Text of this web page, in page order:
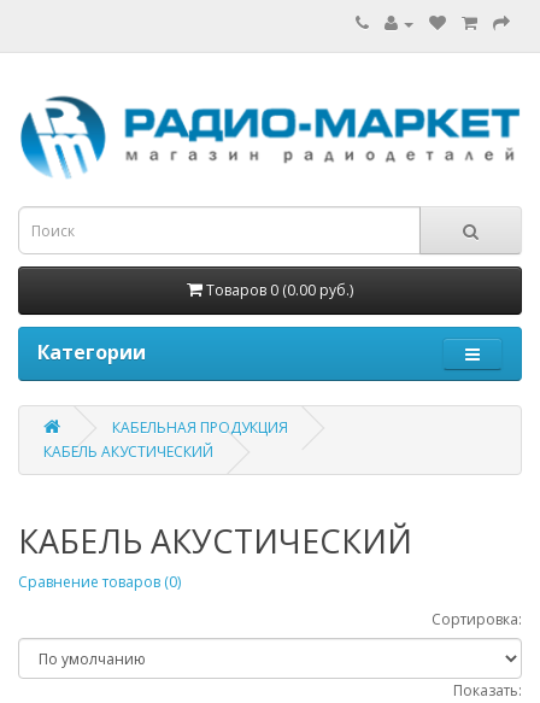
Товаров 0 (0.00 руб.)
Категории
КАБЕЛЬНАЯ ПРОДУКЦИЯ
КАБЕЛЬ АКУСТИЧЕСКИЙ
КАБЕЛЬ АКУСТИЧЕСКИЙ
Сравнение товаров (0)
Сортировка:
Показать: